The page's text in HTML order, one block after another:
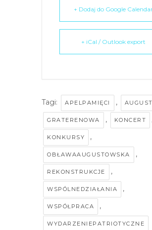
+ Dodaj do Google
+ iCal / Outlook export
Tagi: APELPAMIĘCI ,
GRATERENOWA , KONCERT
KONKURSY ,
OBŁAWAAUGUSTOWSKA ,
REKONSTRUKCJE ,
WSPÓLNEDZIAŁANIA ,
WSPÓŁPRACA ,
WYDARZENIEPATRIOTYCZNE